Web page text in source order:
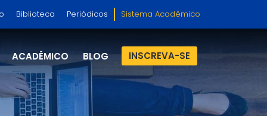
Biblioteca Periódicos Sistema Acadêmico
ACADÊMICO BLOG INSCREVA-SE